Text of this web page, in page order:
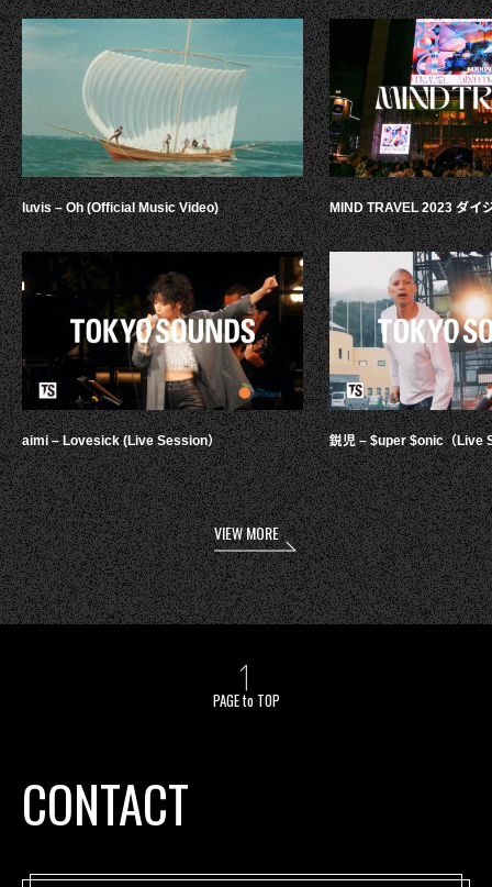
luvis – Oh (Official Music Video)
aimi – Lovesick (Live Session）
MIND TRAVEL 2023 ダイ
鋭児 – $uper $onic（Live
VIEW MORE
PAGE to TOP
CONTACT